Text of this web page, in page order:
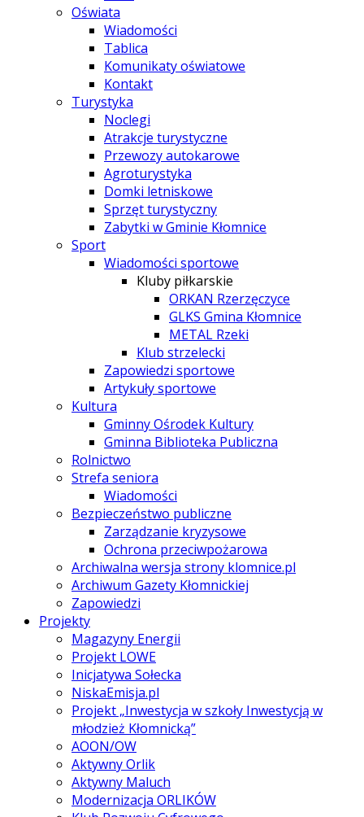
Oświata
Wiadomości
Tablica
Komunikaty oświatowe
Kontakt
Turystyka
Noclegi
Atrakcje turystyczne
Przewozy autokarowe
Agroturystyka
Domki letniskowe
Sprzęt turystyczny
Zabytki w Gminie Kłomnice
Sport
Wiadomości sportowe
Kluby piłkarskie
ORKAN Rzerzęczyce
GLKS Gmina Kłomnice
METAL Rzeki
Klub strzelecki
Zapowiedzi sportowe
Artykuły sportowe
Kultura
Gminny Ośrodek Kultury
Gminna Biblioteka Publiczna
Rolnictwo
Strefa seniora
Wiadomości
Bezpieczeństwo publiczne
Zarządzanie kryzysowe
Ochrona przeciwpożarowa
Archiwalna wersja strony klomnice.pl
Archiwum Gazety Kłomnickiej
Zapowiedzi
Projekty
Magazyny Energii
Projekt LOWE
Inicjatywa Sołecka
NiskaEmisja.pl
Projekt „Inwestycja w szkoły Inwestycją w
młodzież Kłomnicką”
AOON/OW
Aktywny Orlik
Aktywny Maluch
Modernizacja ORLIKÓW